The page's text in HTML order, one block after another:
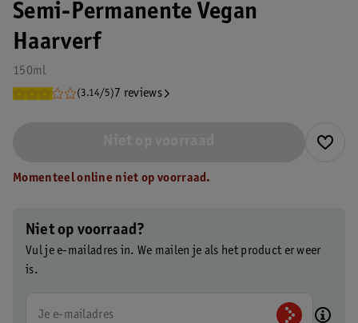
Semi-Permanente Vegan
Haarverf
150ml
(3.14/5) 7 reviews
Momenteel online niet op voorraad.
Niet op voorraad?
Vul je e-mailadres in. We mailen je als het product er weer
is.
Je e-mailadres